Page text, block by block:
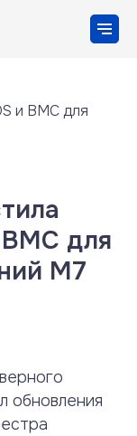
и BMC для
для
M7
обновления